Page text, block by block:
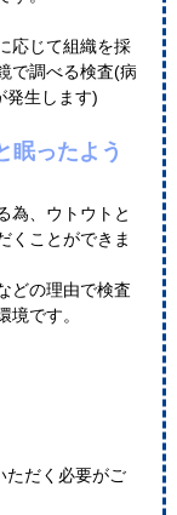
応じて組織を採
で調べる検査(病
発生します)
眠ったよう
為、ウトウトと
くことができま
どの理由で検査
です。
だく必要がご